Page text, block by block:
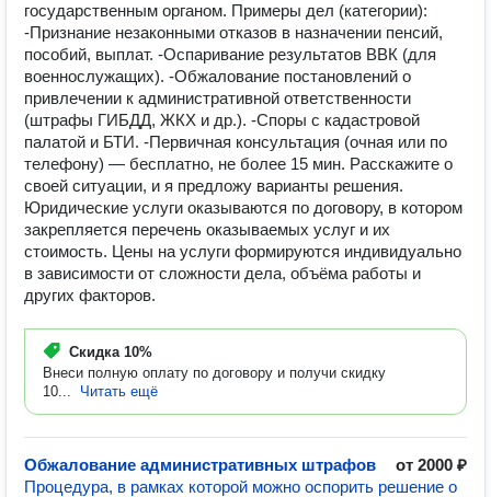
государственным органом. Примеры дел (категории):
-Признание незаконными отказов в назначении пенсий,
пособий, выплат. -Оспаривание результатов ВВК (для
военнослужащих). -Обжалование постановлений о
привлечении к административной ответственности
(штрафы ГИБДД, ЖКХ и др.). -Споры с кадастровой
палатой и БТИ. -Первичная консультация (очная или по
телефону) — бесплатно, не более 15 мин. Расскажите о
своей ситуации, и я предложу варианты решения.
Юридические услуги оказываются по договору, в котором
закрепляется перечень оказываемых услуг и их
стоимость. Цены на услуги формируются индивидуально
в зависимости от сложности дела, объёма работы и
других факторов.
Скидка 10%
Внеси полную оплату по договору и получи скидку
10...
Читать ещё
Обжалование административных штрафов
от 2000 ₽
Процедура, в рамках которой можно оспорить решение о